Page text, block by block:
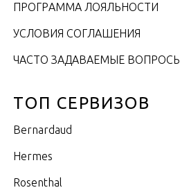
ПРОГРАММА ЛОЯЛЬНОСТИ
УСЛОВИЯ СОГЛАШЕНИЯ
ЧАСТО ЗАДАВАЕМЫЕ ВОПРОСЫ
ТОП СЕРВИЗОВ
Bernardaud
Hermes
Rosenthal